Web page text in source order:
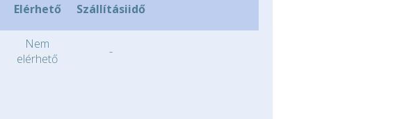
Elérhető Szállításiidő
Nem
elérhető
-